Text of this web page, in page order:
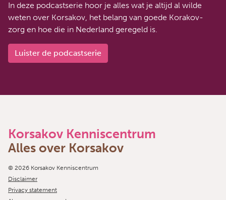
In deze podcastserie hoor je alles wat je altijd al wilde
weten over Korsakov, het belang van goede Korakov-
zorg en hoe die in Nederland geregeld is.
Luister de podcastserie
Korsakov Kenniscentrum
Alles over Korsakov
Copyright navigation
© 2026 Korsakov Kenniscentrum
Disclaimer
Privacy statement